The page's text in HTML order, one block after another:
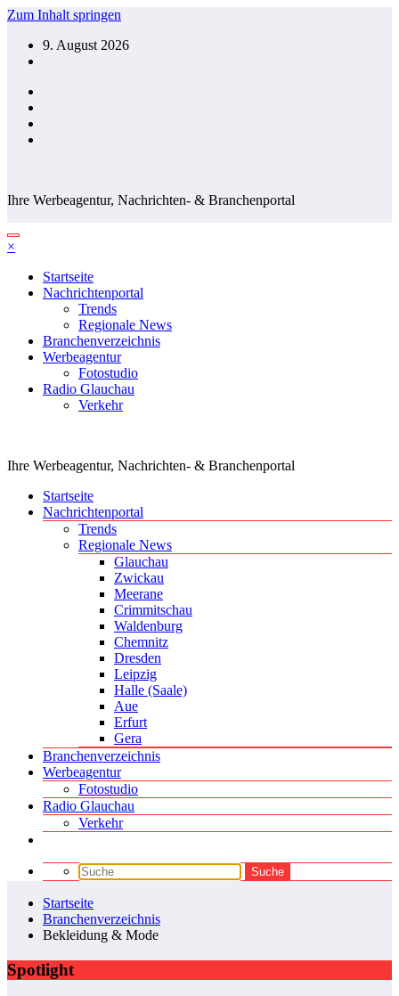
Zum Inhalt springen
9. August 2026
Ihre Werbeagentur, Nachrichten- & Branchenportal
×
Startseite
Nachrichtenportal
Trends
Regionale News
Branchenverzeichnis
Werbeagentur
Fotostudio
Radio Glauchau
Verkehr
Ihre Werbeagentur, Nachrichten- & Branchenportal
Startseite
Nachrichtenportal
Trends
Regionale News
Glauchau
Zwickau
Meerane
Crimmitschau
Waldenburg
Chemnitz
Dresden
Leipzig
Halle (Saale)
Aue
Erfurt
Gera
Branchenverzeichnis
Werbeagentur
Fotostudio
Radio Glauchau
Verkehr
Startseite
Branchenverzeichnis
Bekleidung & Mode
Spotlight